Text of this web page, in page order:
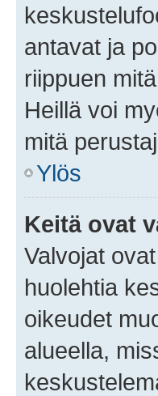
antavat ja
riippuen
Heillä voi
mitä
Ylös
Keitä ovat
Valvojat
huolehtia
oikeudet
alueella,